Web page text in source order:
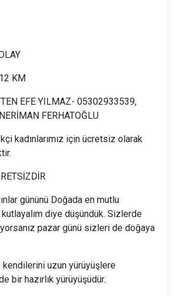
KM
EFE YILMAZ- 05302933539,
FERHATOĞLU
kadınlarımız için ücretsiz olarak
gününü Doğada en mutlu
diye düşündük. Sizlerde
pazar günü sizleri de doğaya
kendilerini uzun yürüyüşlere
bir hazırlık yürüyüşüdür.